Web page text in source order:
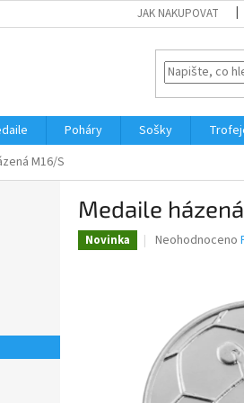
JAK NAKUPOVAT
Poháry Sošky
M16/S
Medaile
Novinka
Průměrné
hvězdiček.
Neohodnoceno